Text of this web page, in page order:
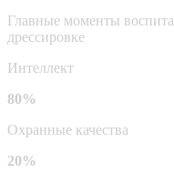
Главные моменты
дрессировке
Интеллект
80%
Охранные качества
20%